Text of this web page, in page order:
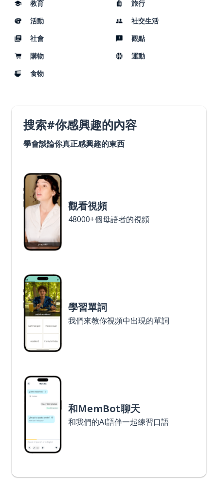
教育
旅行
活動
社交生活
社會
觀點
購物
運動
食物
搜索#你感興趣的內容
學會談論你真正感興趣的東西
觀看視頻
48000+個母語者的視頻
學習單詞
我們來教你視頻中出現的單詞
和MemBot聊天
和我們的AI語伴一起練習口語